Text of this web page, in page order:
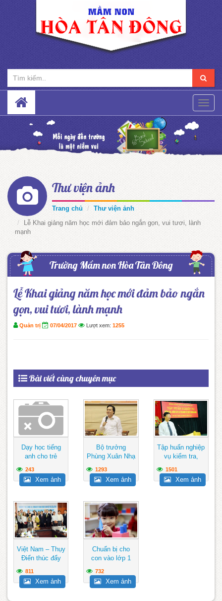
Toggle
Thư viện ảnh
Trang chủ
Thư viện ảnh
Lễ Khai giảng năm học mới đảm bảo ngắn gọn, vui tươi, lành
mạnh
Trường Mầm non Hòa Tân Đông
Lễ Khai giảng năm học mới đảm bảo ngắn
gọn, vui tươi, lành mạnh
Quản trị 07/04/2017 Lượt xem: 1255
Bài viết cùng chuyên mục
Dạy học tiếng
anh cho trẻ
243
Xem ảnh
Bộ trưởng
Phùng Xuân Nhạ
vụ trọng...
1293
Xem ảnh
Tập huấn nghiệp
vụ kiểm tra,
hành kỷ...
1501
Xem ảnh
Việt Nam – Thụy
Điển thúc đẩy
giáo...
811
Xem ảnh
Chuẩn bị cho
con vào lớp 1
bé
732
Xem ảnh